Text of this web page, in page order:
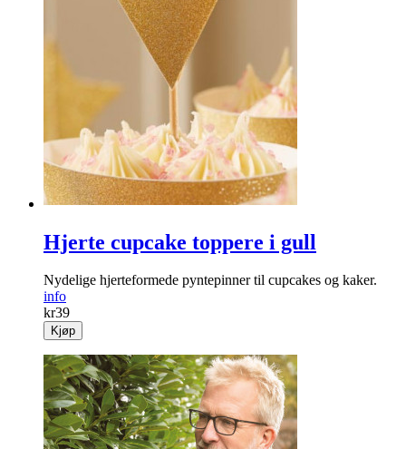
Baderomssett «Maritim»
Lekkert baderomssett i maritim design.
Kjøp